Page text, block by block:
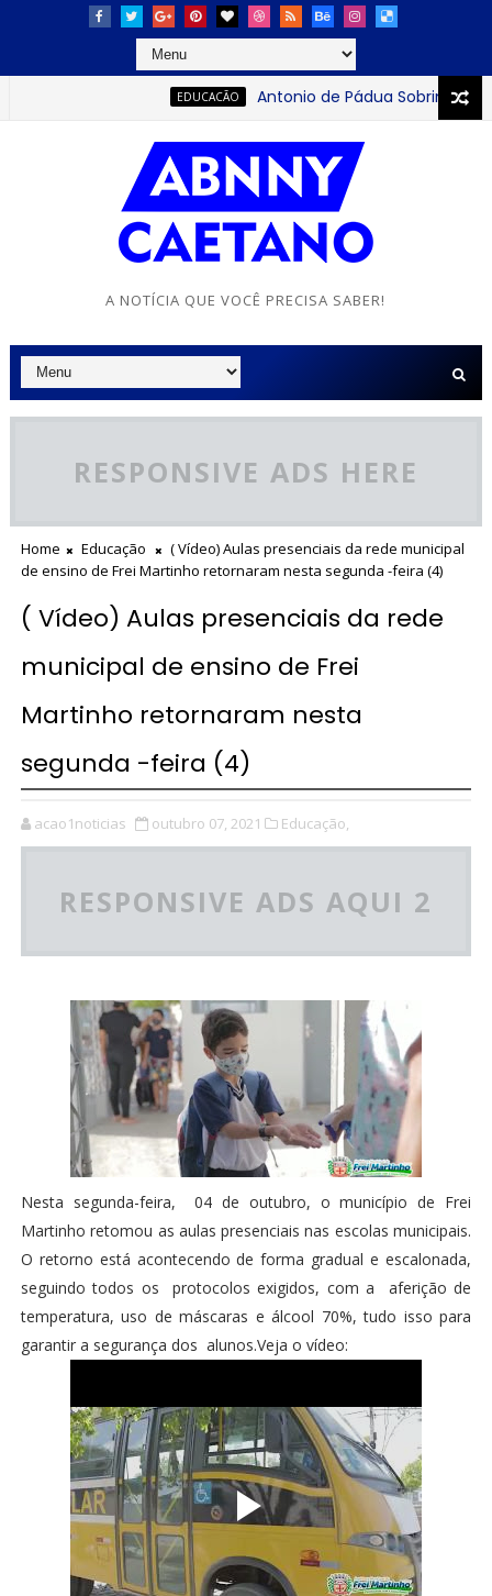
EDUCACÃO Antonio de Pádua Sobrinho: o
A NOTÍCIA QUE VOCÊ PRECISA SABER!
RESPONSIVE ADS HERE
Home Educação
( Vídeo) Aulas presenciais da rede municipal
de ensino de Frei Martinho retornaram nesta segunda -feira (4)
( Vídeo) Aulas presenciais da rede
municipal de ensino de Frei
Martinho retornaram nesta
segunda -feira (4)
acao1noticias outubro 07, 2021 Educação,
RESPONSIVE ADS AQUI 2
Nesta segunda-feira, 04 de outubro, o município de Frei
Martinho retomou as aulas presenciais nas escolas municipais.
O retorno está acontecendo de forma gradual e escalonada,
seguindo todos os protocolos exigidos, com a aferição de
temperatura, uso de máscaras e álcool 70%, tudo isso para
garantir a segurança dos alunos.Veja o vídeo: